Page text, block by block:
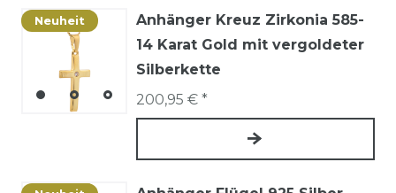
Neuheit
Anhänger Kreuz Zirkonia 585-
14 Karat Gold mit vergoldeter
Silberkette
200,95 € *